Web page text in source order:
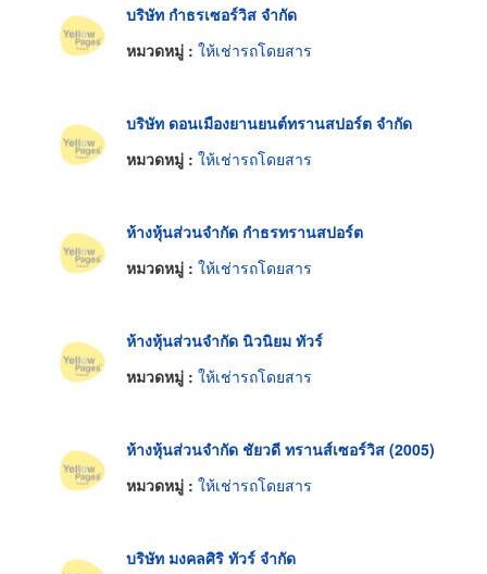
บริษัท กำธรเซอร์วิส จำกัด
หมวดหมู่ : ให้เช่ารถโดยสาร
บริษัท ดอนเมืองยานยนต์ทรานสปอร์ต จำกัด
หมวดหมู่ : ให้เช่ารถโดยสาร
ห้างหุ้นส่วนจำกัด กำธรทรานสปอร์ต
หมวดหมู่ : ให้เช่ารถโดยสาร
ห้างหุ้นส่วนจำกัด นิวนิยม ทัวร์
หมวดหมู่ : ให้เช่ารถโดยสาร
ห้างหุ้นส่วนจำกัด ชัยวดี ทรานส์เซอร์วิส (2005)
หมวดหมู่ : ให้เช่ารถโดยสาร
บริษัท มงคลศิริ ทัวร์ จำกัด